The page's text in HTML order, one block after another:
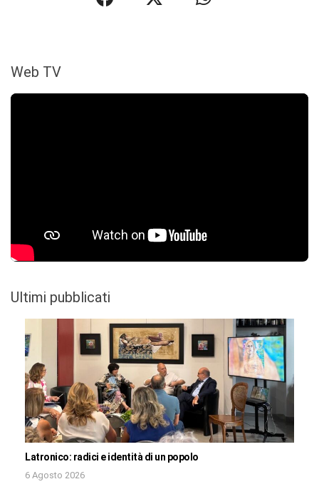
Web TV
Ultimi pubblicati
Latronico: radici e identità di un popolo
6 Agosto 2026